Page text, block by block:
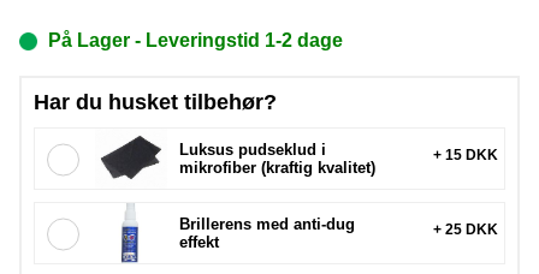
På Lager - Leveringstid 1-2 dage
Har du husket tilbehør?
Luksus pudseklud i
mikrofiber (kraftig kvalitet)
+ 15 DKK
Brillerens med anti-dug
effekt
+ 25 DKK